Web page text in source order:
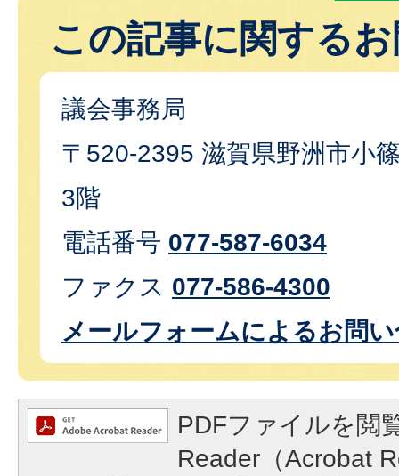
この記事に関する
議会事務局
〒520-2395 滋賀県野洲市小
3階
電話番号 077-587-6034
ファクス 077-586-4300
メールフォームによるお問
PDFファイルを閲
Reader（Acrobat